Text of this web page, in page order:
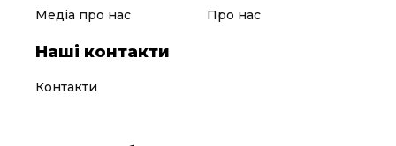
Медіа про нас
Про нас
Наші контакти
Контакти